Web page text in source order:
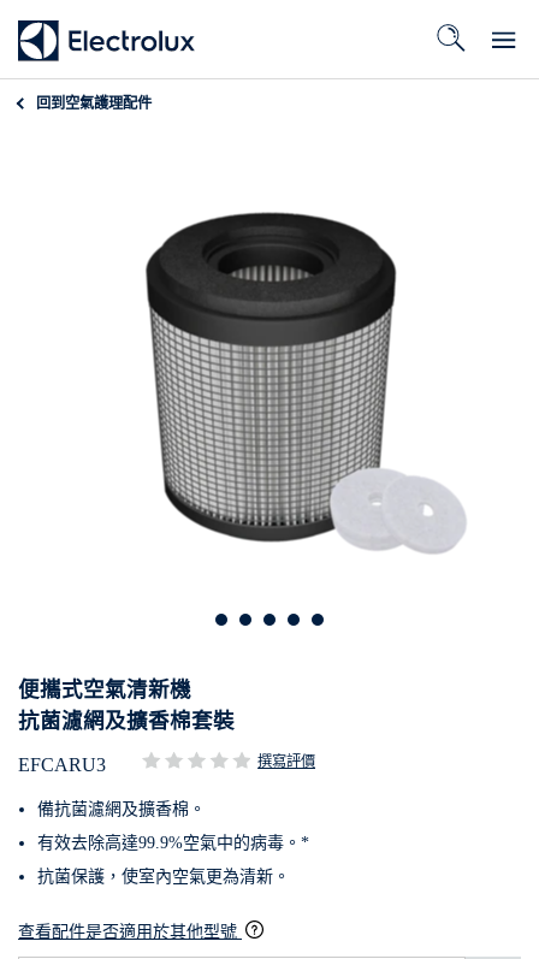
回到空氣護理配件
便攜式空氣清新機
抗菌濾網及擴香棉套裝
EFCARU3 撰寫評價
備抗菌濾網及擴香棉。
有效去除高達99.9%空氣中的病毒。*
抗菌保護，使室內空氣更為清新。
查看配件是否適用於其他型號